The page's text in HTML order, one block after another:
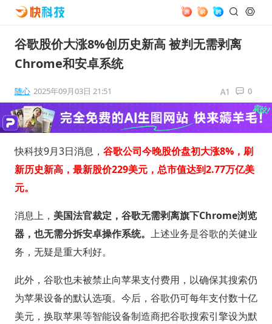
谷歌股价大涨8%创历史新高 被判无需剥离
Chrome和安卓系统
随心 2025年09月03日 21:51 0
快科技9月3日消息， 谷歌公司今晚股价盘初大涨8%，刷
新历史新高，最新股价229美元，总市值达到2.77万亿美
元。
消息上， 美国法官裁定，谷歌无需剥离旗下Chrome浏览
器，也无需分拆安卓操作系统。 上述业务是谷歌的关健业
务，无疑是重大利好。
此外，谷歌也未被禁止向苹果支付费用，以确保其搜索仍
为苹果设备的默认选项。今后，谷歌仍可每年支付数十亿
美元，换取苹果等智能设备制造商把谷歌搜索引擎设为默